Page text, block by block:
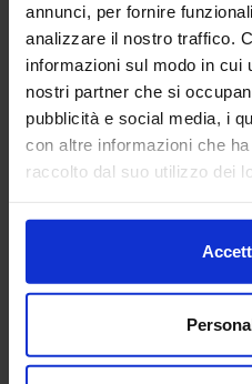
annunci, per fornire
analizzare il nostro traffico.
informazioni sul modo in cui
nostri partner che si
pubblicità e social media, i
con altre informazioni che
raccolto dal suo utilizzo dei
Vai
ANFIA
Nata a Torino nel 1912,
Filiera Industria
confronti delle isti...